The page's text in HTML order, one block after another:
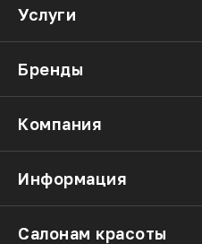
Услуги
Бренды
Компания
Информация
Салонам красоты